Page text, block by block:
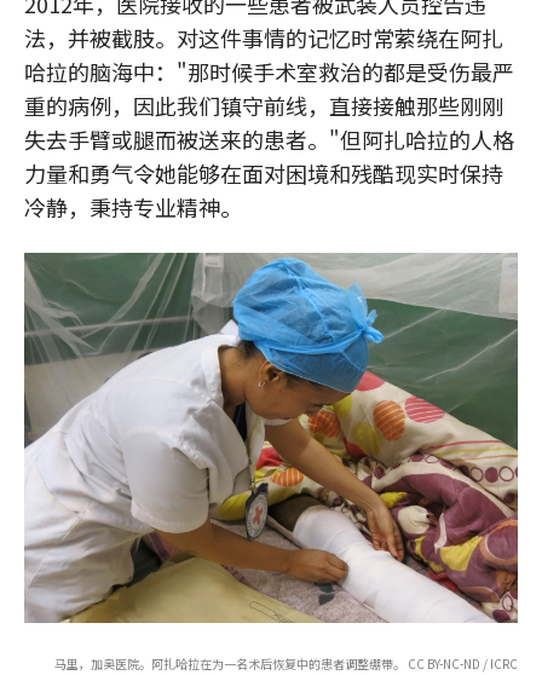
法，并被截肢。对这件事情的记忆时常萦绕在阿扎
哈拉的脑海中："那时候手术室救治的都是受伤最严
重的病例，因此我们镇守前线，直接接触那些刚刚
失去手臂或腿而被送来的患者。"但阿扎哈拉的人格
力量和勇气令她能够在面对困境和残酷现实时保持
冷静，秉持专业精神。
马里，加奥医院。阿扎哈拉在为一名术后恢复中的患者调整绷带。 CC BY-NC-ND / ICRC